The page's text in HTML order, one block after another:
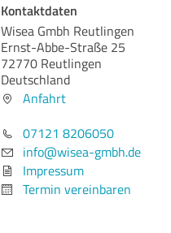
Kontaktdaten
Wisea Gmbh Reutlingen
Ernst-Abbe-Straße 25
72770 Reutlingen
Deutschland
Anfahrt
07121 8206050
info@wisea-gmbh.de
Impressum
Termin vereinbaren